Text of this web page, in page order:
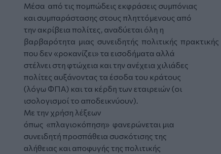
Μέσα από τις πομπώδεις εκφράσεις συμπόνιας
και συμπαράστασης στους πληττόμενους από
την ακρίβεια πολίτες, αναδύεται όλη η
βαρβαρότητα μιας συνειδητής πολιτικής πρακτικής
που δεν «ροκανίζει» τα εισοδήματα αλλά
στέλνει στη φτώχεια και την ανέχεια χιλιάδες
πολίτες αυξάνοντας τα έσοδα του κράτους
(λόγω ΦΠΑ) και τα κέρδη των εταιρειών (οι
ισολογισμοί το αποδεικνύουν).
Με την χρήση λέξεων
όπως «πλαγιοκόπηση» φανερώνεται μια
συνειδητή προσπάθεια συσκότισης της
αλήθειας και αποφυγής της πολιτικής